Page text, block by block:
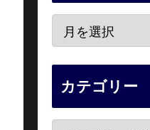
カテゴリー